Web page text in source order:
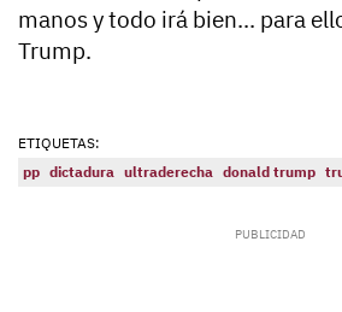
manos y todo irá bien... para
Trump.
ETIQUETAS:
pp dictadura ultraderecha donald trump